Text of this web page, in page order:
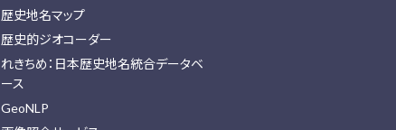
歴史地名マップ
歴史的ジオコーダー
れきちめ：日本歴史地名統合データベ
ース
GeoNLP